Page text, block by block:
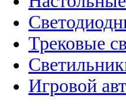
Трековые
Игровой